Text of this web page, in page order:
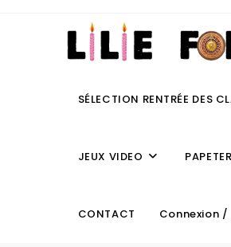
SÉLECTION RENTRÉE DES
JEUX VIDEO
CONTACT Connexion